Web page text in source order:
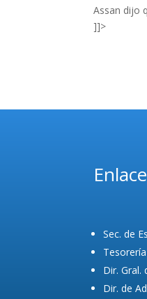
Assan dijo
]]>
Sec. de
Dir. Gral.
Dir. de